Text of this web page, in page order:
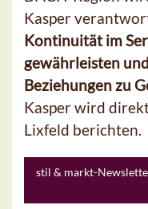
Kasper
Kontinuität im
gewährleisten
Beziehungen zu
Kasper wird
Lixfeld berichten.
stil & markt-